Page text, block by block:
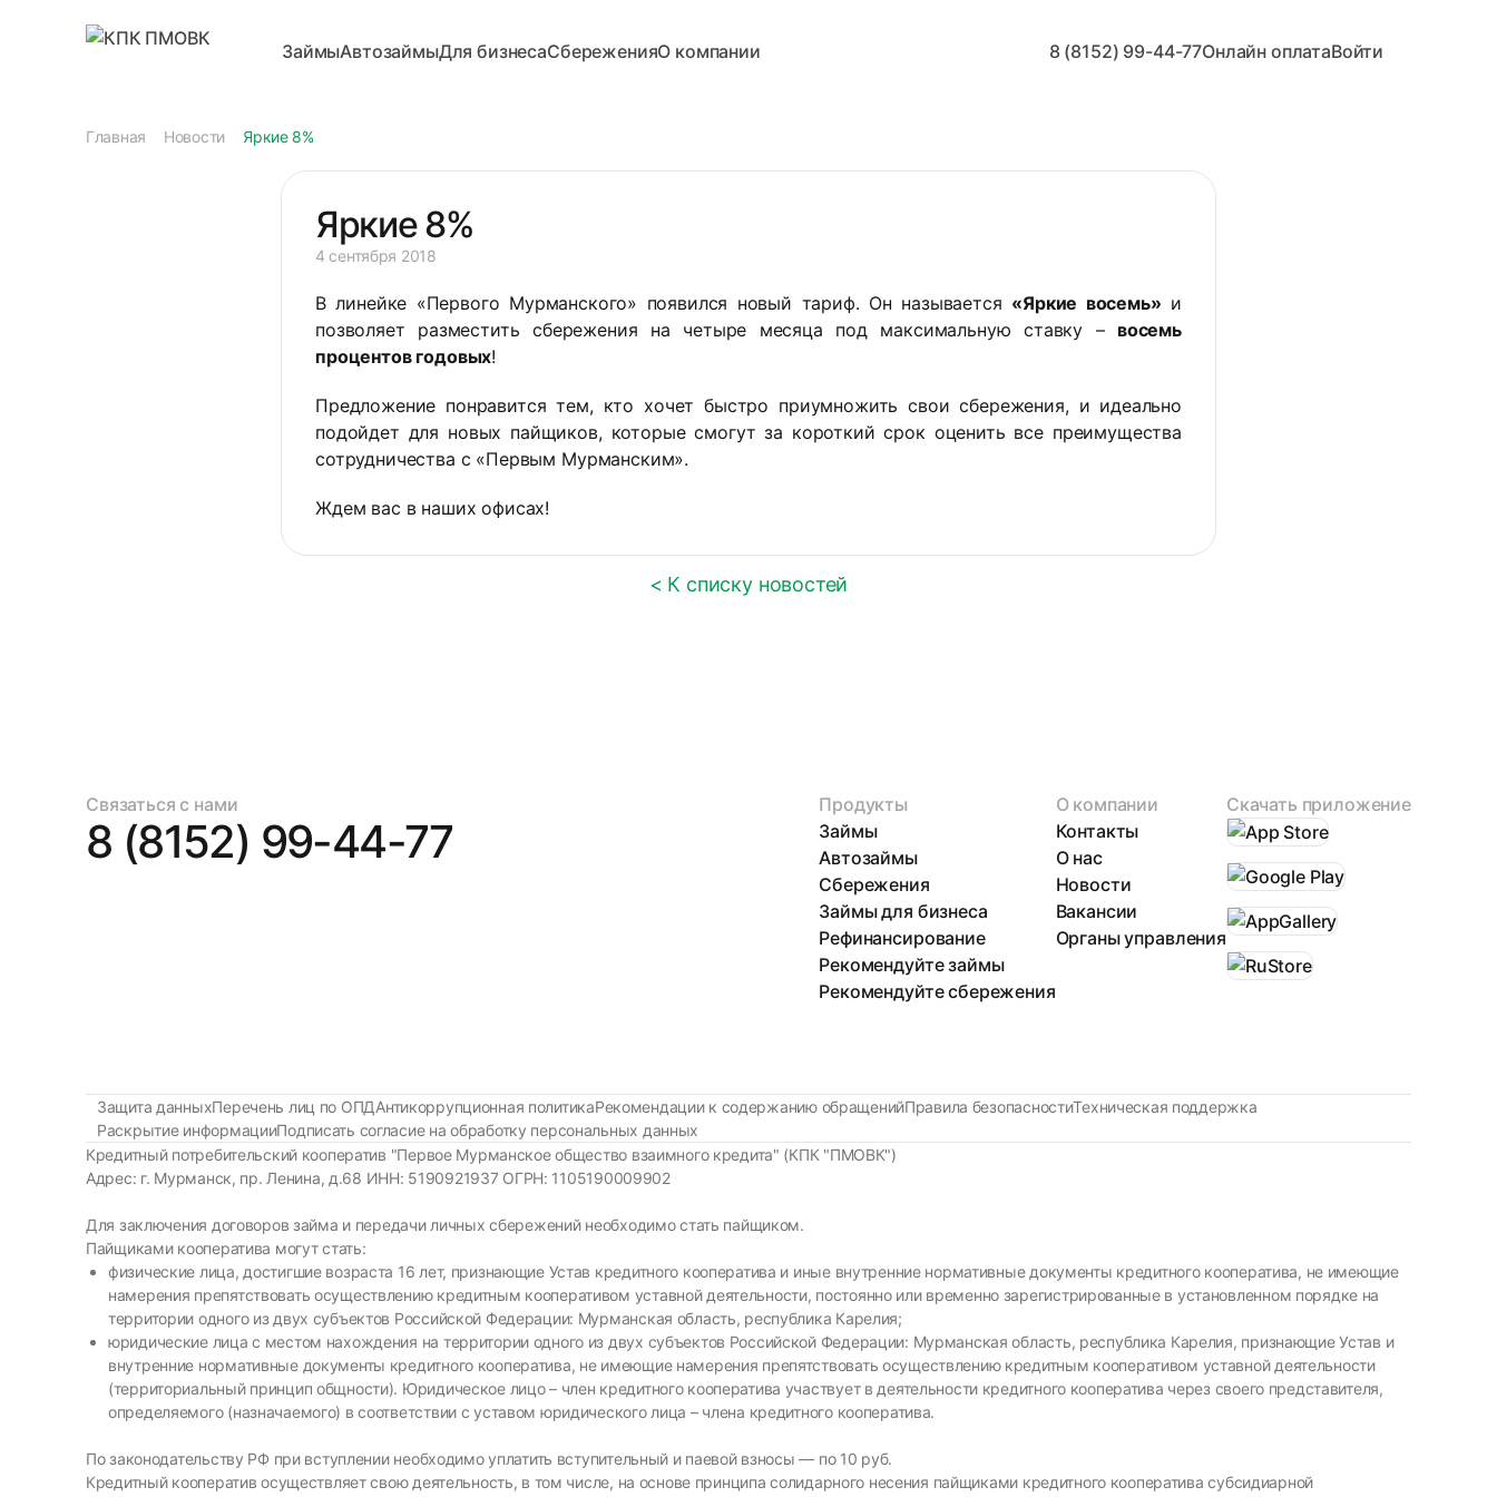
ЗаймыАвтозаймыДля бизнесаСбереженияО компании 8 (8152) 99-44-77Онлайн оплатаВойти
Главная Новости Яркие 8%
Яркие 8%
4 сентября 2018
В линейке «Первого Мурманского» появился новый тариф. Он называется «Яркие восемь» и
позволяет разместить сбережения на четыре месяца под максимальную ставку – восемь
процентов годовых!
Предложение понравится тем, кто хочет быстро приумножить свои сбережения, и идеально
подойдет для новых пайщиков, которые смогут за короткий срок оценить все преимущества
сотрудничества с «Первым Мурманским».
Ждем вас в наших офисах!
< К списку новостей
Связаться с нами
8 (8152) 99-44-77
Продукты
Займы
Автозаймы
Сбережения
Займы для бизнеса
Рефинансирование
Рекомендуйте займы
Рекомендуйте сбережения
О компании
Контакты
О нас
Новости
Вакансии
Органы управления
Скачать приложение
Защита данныхПеречень лиц по ОПДАнтикоррупционная политикаРекомендации к содержанию обращенийПравила безопасностиТехническая поддержка
Раскрытие информацииПодписать согласие на обработку персональных данных
Кредитный потребительский кооператив "Первое Мурманское общество взаимного кредита" (КПК "ПМОВК")
Адрес: г. Мурманск, пр. Ленина, д.68 ИНН: 5190921937 ОГРН: 1105190009902
Для заключения договоров займа и передачи личных сбережений необходимо стать пайщиком.
Пайщиками кооператива могут стать:
физические лица, достигшие возраста 16 лет, признающие Устав кредитного кооператива и иные внутренние нормативные документы кредитного кооператива, не имеющие
намерения препятствовать осуществлению кредитным кооперативом уставной деятельности, постоянно или временно зарегистрированные в установленном порядке на
территории одного из двух субъектов Российской Федерации: Мурманская область, республика Карелия;
юридические лица с местом нахождения на территории одного из двух субъектов Российской Федерации: Мурманская область, республика Карелия, признающие Устав и
внутренние нормативные документы кредитного кооператива, не имеющие намерения препятствовать осуществлению кредитным кооперативом уставной деятельности
(территориальный принцип общности). Юридическое лицо – член кредитного кооператива участвует в деятельности кредитного кооператива через своего представителя,
определяемого (назначаемого) в соответствии с уставом юридического лица – члена кредитного кооператива.
По законодательству РФ при вступлении необходимо уплатить вступительный и паевой взносы — по 10 руб.
Кредитный кооператив осуществляет свою деятельность, в том числе, на основе принципа солидарного несения пайщиками кредитного кооператива субсидиарной